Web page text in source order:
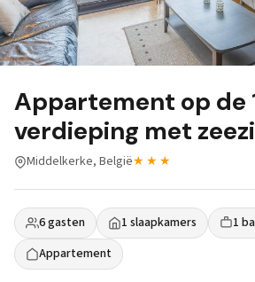
Appartement op de
verdieping met
Middelkerke, België★★★
6 gasten 1 slaapkamers 1
Appartement